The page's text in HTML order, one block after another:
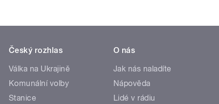
Český rozhlas
Válka na Ukrajině
Komunální volby
Stanice
O nás
Jak nás naladíte
Nápověda
Lidé v rádiu